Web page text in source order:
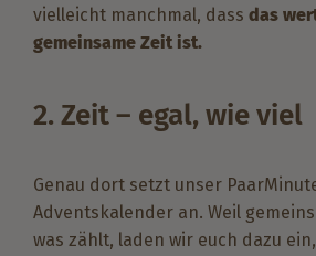
vielleicht manchmal, dass das
gemeinsame Zeit ist.
2. Zeit – egal, wie viel
Genau dort setzt unser
Adventskalender an. Weil
was zählt, laden wir euch dazu